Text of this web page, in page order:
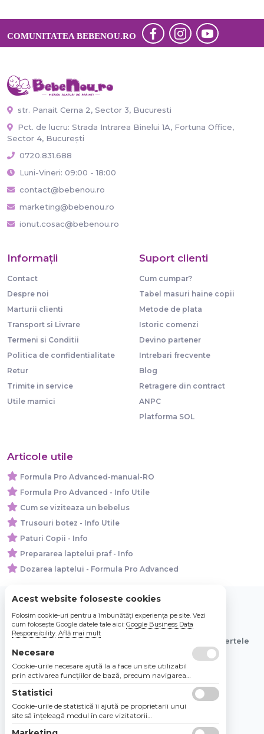
COMUNITATEA BEBENOU.RO
str. Panait Cerna 2, Sector 3, Bucuresti
Pct. de lucru: Strada Intrarea Binelui 1A, Fortuna Office,
Sector 4, București
0720.831.688
Luni-Vineri: 09:00 - 18:00
contact@bebenou.ro
marketing@bebenou.ro
ionut.cosac@bebenou.ro
Informaţii
Contact
Despre noi
Marturii clienti
Transport si Livrare
Termeni si Conditii
Politica de confidentialitate
Retur
Trimite in service
Utile mamici
Suport clienti
Cum cumpar?
Tabel masuri haine copii
Metode de plata
Istoric comenzi
Devino partener
Intrebari frecvente
Blog
Retragere din contract
ANPC
Platforma SOL
Articole utile
Formula Pro Advanced-manual-RO
Formula Pro Advanced - Info Utile
Cum se viziteaza un bebelus
Trusouri botez - Info Utile
Paturi Copii - Info
Prepararea laptelui praf - Info
Dozarea laptelui - Formula Pro Advanced
© 2026 Bebe Nou Online Store SRL
Toate preturile sunt exprimate in lei si includ tva. Ofertele
sunt valabile in limita stocului disponibil.
Acest website foloseste cookies
Folosim cookie-uri pentru a îmbunătăți experiența pe site. Vezi
cum folosește Google datele tale aici: Google Business Data
Responsibility. Află mai mult
Necesare
Cookie-urile necesare ajută la a face un site utilizabil
prin activarea funcţiilor de bază, precum navigarea
Site-ul nu poate funcţiona corespunzător fără aceste
cookie-uri.
Statistici
Cookie-urile de statistică îi ajută pe proprietarii unui
site să înţeleagă modul în care vizitatorii